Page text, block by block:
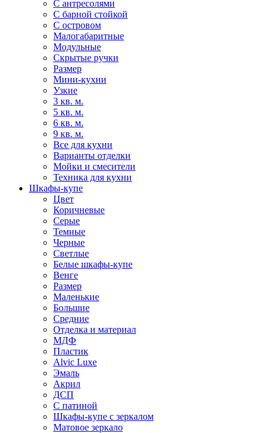
С антресолями
С барной стойкой
С островом
Малогабаритные
Модульные
Скрытые ручки
Размер
Мини-кухни
Узкие
3 кв. м.
5 кв. м.
6 кв. м.
9 кв. м.
Все для кухни
Варианты отделки
Мойки и смесители
Техника для кухни
Шкафы-купе
Цвет
Коричневые
Серые
Темные
Черные
Светлые
Белые шкафы-купе
Венге
Размер
Маленькие
Большие
Средние
Отделка и материал
МДФ
Пластик
Alvic Luxe
Эмаль
Акрил
ДСП
С патиной
Шкафы-купе с зеркалом
Матовое зеркало